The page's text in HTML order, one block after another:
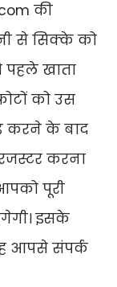
की
से सिक्के को
खाता
को उस
करने के बाद
करना
पूरी
इसके
आपसे संपर्क